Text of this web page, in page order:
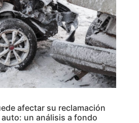
afectar su reclamación
un análisis a fondo